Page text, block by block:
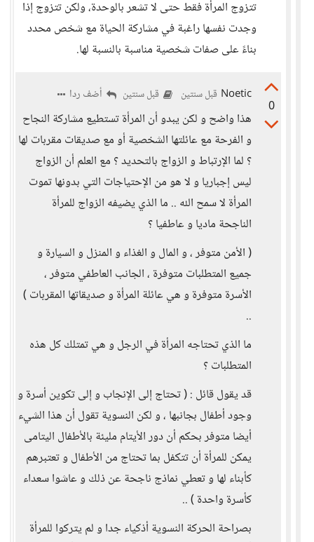
تتزوج المرأة فقط حتى لا تشعر بالوحدة، ولكن تتزوج إذا
وجدت نفسها راغبة في مشاركة الحياة مع شخص محدد
بناءً على صفات شخصية مناسبة بالنسبة لها.
0
Noetic قبل سنتين قبل سنتين أضف ردا
هذا واضح و لكن يبدو أن المرأة تستطيع مشاركة النجاح
و الفرحة مع عائلتها الشخصية أو مع صديقات مقربات لها
؟ لما الإرتباط و الزواج بالتحديد ؟ مع العلم أن الزواج
ليس إجباريا و لا هو من الإحتياجات التي بدونها تموت
المرأة لا سمح الله .. ما الذي يضيفه الزواج للمرأة
الناجحة ماديا و عاطفيا ؟
( الأمن متوفر ، و المال و الغذاء و المنزل و السيارة و
جميع المتطلبات متوفرة ، الجانب العاطفي متوفر ،
الأسرة متوفرة و هي عائلة المرأة و صديقاتها المقربات )
..
ما الذي تحتاجه المرأة في الرجل و هي تمتلك كل هذه
المتطلبات ؟
قد يقول قائل : ( تحتاج إلى الإنجاب و إلى تكوين أسرة و
وجود أطفال بجانبها ، و لكن النسوية تقول أن هذا الشيء
أيضا متوفر بحكم أن دور الأيتام مليئة بالأطفال اليتامى
يمكن للمرأة أن تتكفل بما تحتاج من الأطفال و تعتبرهم
كأبناء لها و تعطي نماذج ناجحة عن ذلك و عاشوا سعداء
كأسرة واحدة ) ..
بصراحة الحركة النسوية أذكياء جدا و لم يتركوا للمرأة